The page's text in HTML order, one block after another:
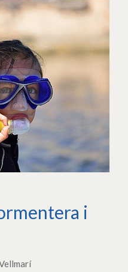
i